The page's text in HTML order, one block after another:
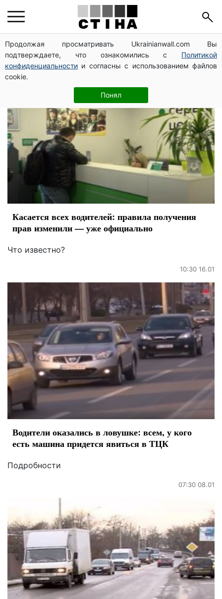
Продолжая просматривать Ukrainianwall.com Вы
подтверждаете, что ознакомились с Политикой
конфиденциальности и согласны с использованием файлов
cookie.
Понял
водій
Касается всех водителей: правила получения
прав изменили — уже официально
Что известно?
10:30 16.01
Водители оказались в ловушке: всем, у кого
есть машина придется явиться в ТЦК
Подробности
07:30 08.01